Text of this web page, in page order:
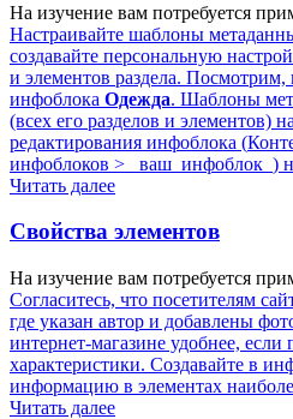
На изучение вам потребуется
Настраивайте шаблоны
создавайте персональную
и элементов раздела. Посмотрим,
инфоблока Одежда. Шаблоны
(всех его разделов и элементов)
редактирования инфоблока (
инфоблоков > _ваш_инфоблок_ )
Читать далее
Свойства элементов
На изучение вам потребуется
Согласитесь, что посетителям
где указан автор и добавлены
интернет-магазине удобнее,
характеристики. Создавайте в
информацию в элементах
Читать далее